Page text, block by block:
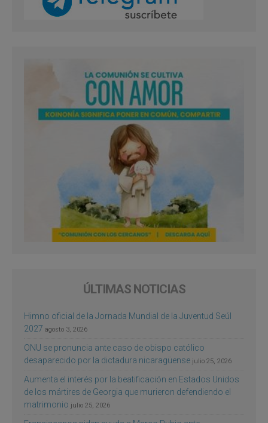
ÚLTIMAS NOTICIAS
Himno oficial de la Jornada Mundial de la Juventud Seúl
2027 agosto 3, 2026
ONU se pronuncia ante caso de obispo católico
desaparecido por la dictadura nicaragüense julio 25, 2026
Aumenta el interés por la beatificación en Estados Unidos
de los mártires de Georgia que murieron defendiendo el
matrimonio julio 25, 2026